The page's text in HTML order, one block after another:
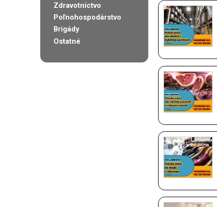
Zdravotníctvo
Poľnohospodárstvo
Brigády
Ostatné